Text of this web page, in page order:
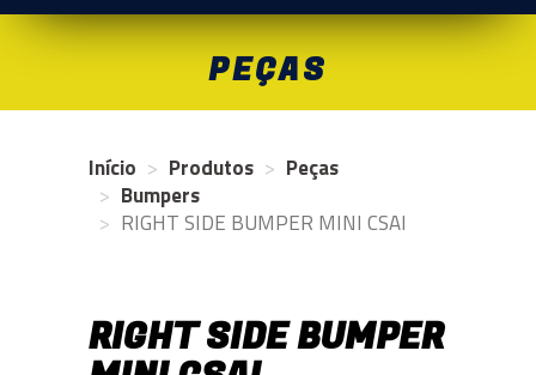
PEÇAS
Início Produtos
Peças
Bumpers
RIGHT SIDE BUMPER MINI CSAI
RIGHT SIDE BUMPER